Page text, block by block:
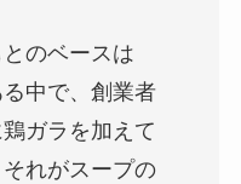
のベースは
る中で、創業者
ガラを加えて
れがスープの